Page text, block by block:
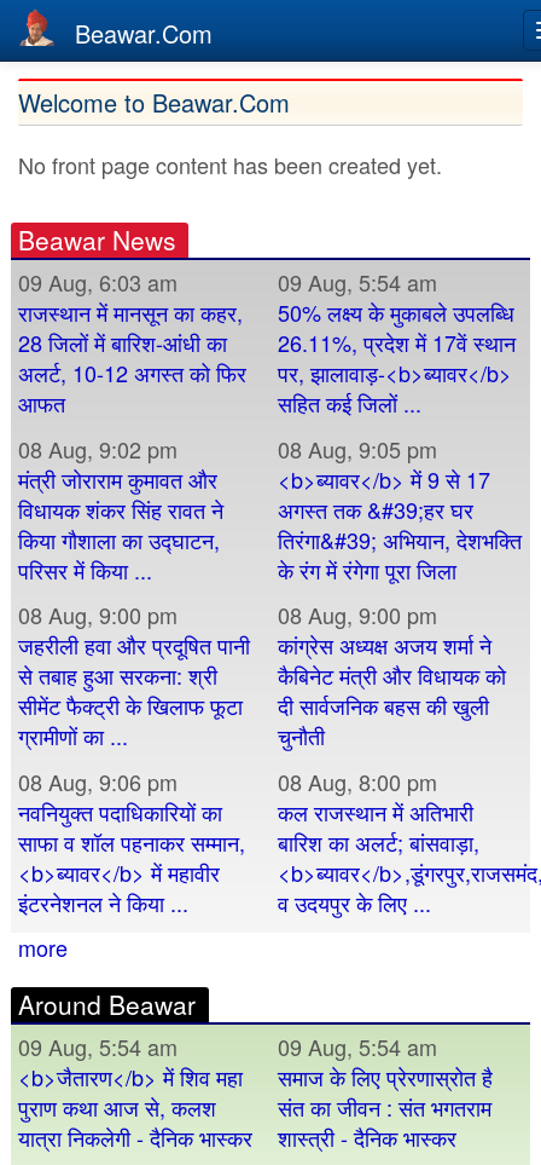
Skip
main
content
Beawar.Com
Welcome to Beawar.Com
No front page content has been created yet.
Beawar News
09 Aug, 6:03 am
राजस्थान में मानसून का कहर,
28 जिलों में बारिश-आंधी का
अलर्ट, 10-12 अगस्त को फिर
आफत
09 Aug, 5:54 am
50% लक्ष्य के मुकाबले उपलब्धि
26.11%, प्रदेश में 17वें स्थान
पर, झालावाड़-<b>ब्यावर</b>
सहित कई जिलों ...
08 Aug, 9:02 pm
मंत्री जोराराम कुमावत और
विधायक शंकर सिंह रावत ने
किया गौशाला का उद्घाटन,
परिसर में किया ...
08 Aug, 9:05 pm
<b>ब्यावर</b> में 9 से 17
अगस्त तक &#39;हर घर
तिरंगा&#39; अभियान, देशभक्ति
के रंग में रंगेगा पूरा जिला
08 Aug, 9:00 pm
जहरीली हवा और प्रदूषित पानी
से तबाह हुआ सरकना: श्री
सीमेंट फैक्ट्री के खिलाफ फूटा
ग्रामीणों का ...
08 Aug, 9:00 pm
कांग्रेस अध्यक्ष अजय शर्मा ने
कैबिनेट मंत्री और विधायक को
दी सार्वजनिक बहस की खुली
चुनौती
08 Aug, 9:06 pm
नवनियुक्त पदाधिकारियों का
साफा व शॉल पहनाकर सम्मान,
<b>ब्यावर</b> में महावीर
इंटरनेशनल ने किया ...
08 Aug, 8:00 pm
कल राजस्थान में अतिभारी
बारिश का अलर्ट; बांसवाड़ा,
<b>ब्यावर</
व उदयपुर के लिए ...
more
Around Beawar
09 Aug, 5:54 am
<b>जैतारण</b> में शिव महा
पुराण कथा आज से, कलश
यात्रा निकलेगी - दैनिक भास्कर
09 Aug, 5:54 am
समाज के लिए प्रेरणास्रोत है
संत का जीवन : संत भगतराम
शास्त्री - दैनिक भास्कर